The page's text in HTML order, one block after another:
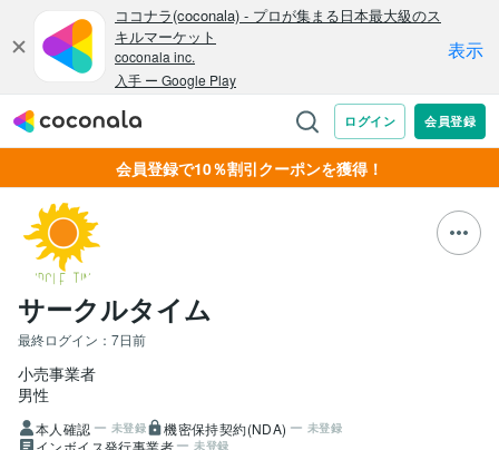
会員登録で10％割引クーポンを獲得！
サークルタイム
最終ログイン： 7日前
小売事業者
男性
本人確認 未登録 機密保持契約(NDA) 未登録
インボイス発行事業者 未登録